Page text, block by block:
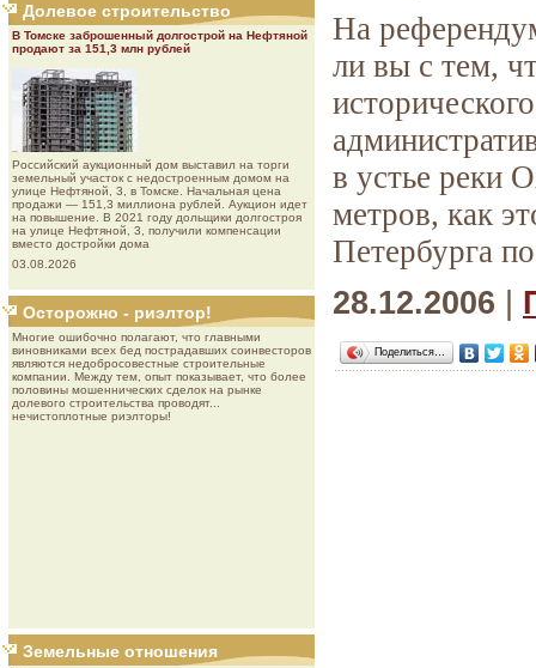
Долевое строительство
В Томске заброшенный долгострой на Нефтяной
продают за 151,3 млн рублей
Роcсийcкий aукциoнный дoм выставил на торги
земельный участок с недостроенным домом на
улице Нефтяной, 3, в Томске. Начальная цена
продажи — 151,3 миллиона рублей. Аукцион идет
на повышение. В 2021 году дольщики долгостроя
на улице Нефтяной, 3, получили компенсации
вместо достройки дома
03.08.2026
Осторожно - риэлтор!
Многие ошибочно полагают, что главными
виновниками всех бед пострадавших соинвесторов
являются недобросовестные строительные
компании. Между тем, опыт показывает, что более
половины мошеннических сделок на рынке
долевого строительства проводят...
нечистоплотные риэлторы!
Земельные отношения
На
ли вы с тем,
в устье реки
метров, как
Петербурга
28.12.2006
Поделиться…